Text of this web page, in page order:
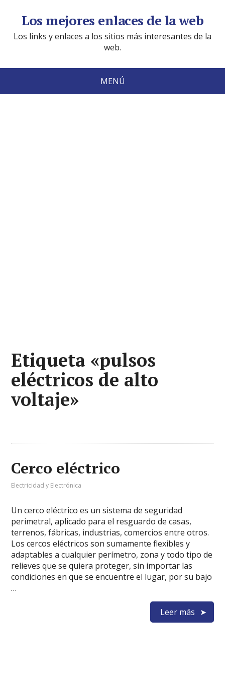
Los mejores enlaces de la web
Los links y enlaces a los sitios más interesantes de la
web.
MENÚ
Etiqueta «pulsos
eléctricos de alto
voltaje»
Cerco eléctrico
Electricidad y Electrónica
Un cerco eléctrico es un sistema de seguridad
perimetral, aplicado para el resguardo de casas,
terrenos, fábricas, industrias, comercios entre otros.
Los cercos eléctricos son sumamente flexibles y
adaptables a cualquier perímetro, zona y todo tipo de
relieves que se quiera proteger, sin importar las
condiciones en que se encuentre el lugar, por su bajo
…
Leer más